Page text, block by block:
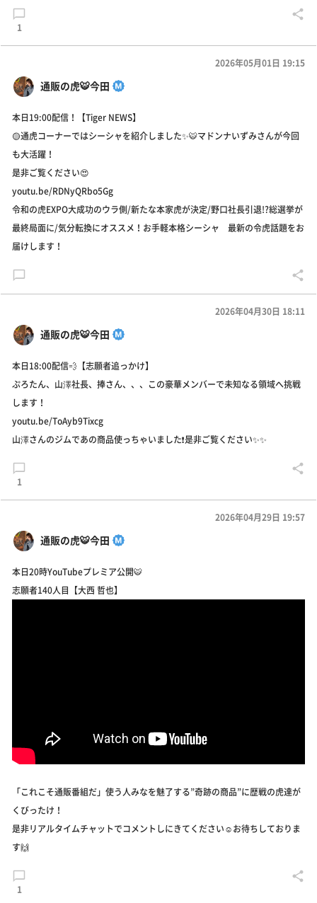
1
通販の虎🐯今田
2026年05月01日 19:15
本日19:00配信！【Tiger NEWS】
🟡通虎コーナーではシーシャを紹介しました✨🐯マドンナいずみさんが今回
も大活躍！
是非ご覧ください😍
youtu.be/RDNyQRbo5Gg
令和の虎EXPO大成功のウラ側/新たな本家虎が決定/野口社長引退!?総選挙が
最終局面に/気分転換にオススメ！お手軽本格シーシャ 最新の令虎話題をお
届けします！
通販の虎🐯今田
2026年04月30日 18:11
本日18:00配信💨【志願者追っかけ】
ぷろたん、山澤社長、捧さん、、、この豪華メンバーで未知なる領域へ挑戦
します！
youtu.be/ToAyb9Tixcg
山澤さんのジムであの商品使っちゃいました❗️是非ご覧ください✨✨
1
通販の虎🐯今田
2026年04月29日 19:57
本日20時YouTubeプレミア公開🐯
志願者140人目【大西 哲也】
「これこそ通販番組だ」使う人みなを魅了する”奇跡の商品”に歴戦の虎達が
くびったけ！
是非リアルタイムチャットでコメントしにきてください☺️お待ちしておりま
す🙌
1